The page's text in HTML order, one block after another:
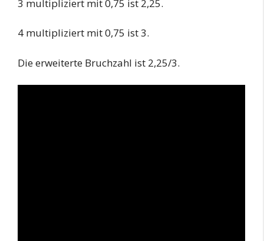
3 multipliziert mit 0,75 ist 2,25.
4 multipliziert mit 0,75 ist 3.
Die erweiterte Bruchzahl ist 2,25/3.